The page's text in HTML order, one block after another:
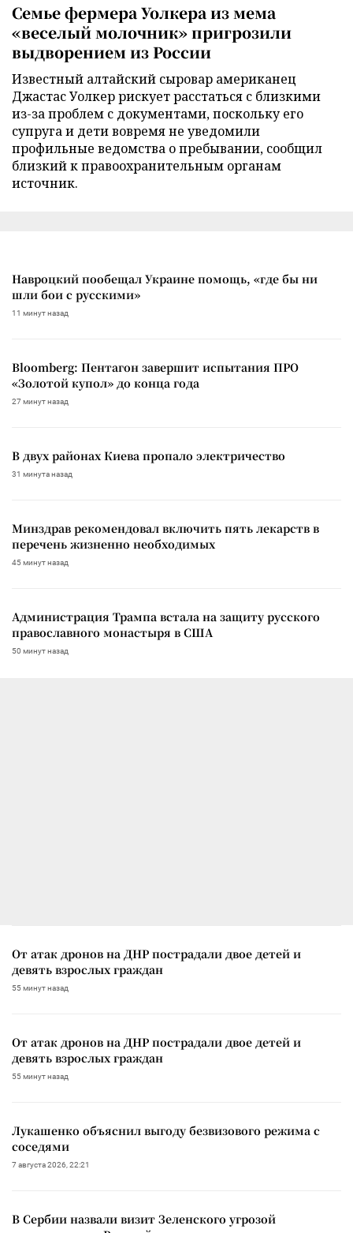
Семье фермера Уолкера из мема
«веселый молочник» пригрозили
выдворением из России
Известный алтайский сыровар американец
Джастас Уолкер рискует расстаться с близкими
из-за проблем с документами, поскольку его
супруга и дети вовремя не уведомили
профильные ведомства о пребывании, сообщил
близкий к правоохранительным органам
источник.
Навроцкий пообещал Украине помощь, «где бы ни
шли бои с русскими»
11 минут назад
Bloomberg: Пентагон завершит испытания ПРО
«Золотой купол» до конца года
27 минут назад
В двух районах Киева пропало электричество
31 минута назад
Минздрав рекомендовал включить пять лекарств в
перечень жизненно необходимых
45 минут назад
Администрация Трампа встала на защиту русского
православного монастыря в США
50 минут назад
От атак дронов на ДНР пострадали двое детей и
девять взрослых граждан
55 минут назад
От атак дронов на ДНР пострадали двое детей и
девять взрослых граждан
55 минут назад
Лукашенко объяснил выгоду безвизового режима с
соседями
7 августа 2026, 22:21
В Сербии назвали визит Зеленского угрозой